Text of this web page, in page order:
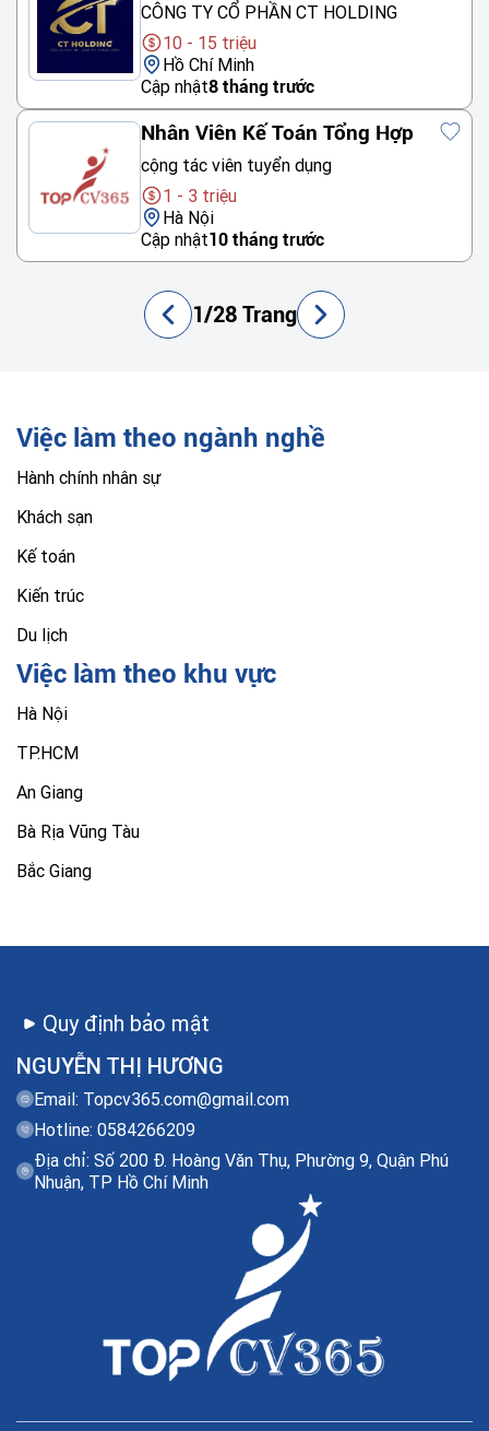
CÔNG TY CỔ PHẦN CT HOLDING
10 - 15 triệu
Hồ Chí Minh
Cập nhật8 tháng trước
Nhân Viên Kế Toán Tổng Hợp
cộng tác viên tuyển dụng
1 - 3 triệu
Hà Nội
Cập nhật10 tháng trước
1/28 Trang
Việc làm theo ngành nghề
Hành chính nhân sự
Khách sạn
Kế toán
Kiến trúc
Du lịch
Việc làm theo khu vực
Hà Nội
TP.HCM
An Giang
Bà Rịa Vũng Tàu
Bắc Giang
NGUYỄN THỊ HƯƠNG
Email: Topcv365.com@gmail.com
Hotline: 0584266209
Địa chỉ: Số 200 Đ. Hoàng Văn Thụ, Phường 9, Quận Phú
Nhuận, TP Hồ Chí Minh
Quy định bảo mật